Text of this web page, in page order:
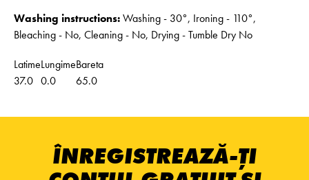
Washing instructions:Washing - 30°, Ironing - 110°,
Bleaching - No, Cleaning - No, Drying - Tumble Dry No
LatimeLungimeBareta
37.0 0.0 65.0
ÎNREGISTREAZĂ-ȚI